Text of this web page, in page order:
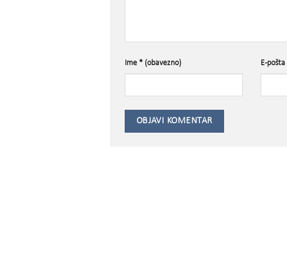
Ime * (obavezno) E-pošta